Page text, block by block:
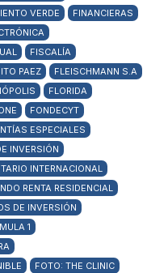
VERDE
FINANCIERAS
FISCALÍA
PAEZ
FLEISCHMANN S.A
FLORIDA
FONDECYT
ESPECIALES
INVERSIÓN
INTERNACIONAL
RENTA RESIDENCIAL
DE INVERSIÓN
1
FOTO: THE CLINIC